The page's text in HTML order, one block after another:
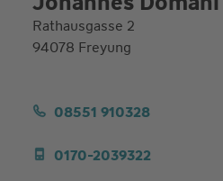
Rathausgasse 2
94078 Freyung
08551 910328
0170-2039322